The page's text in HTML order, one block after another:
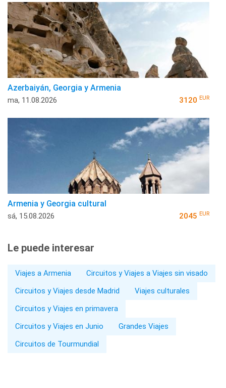
Azerbaiyán, Georgia y Armenia
ma, 11.08.2026 3120 EUR
Armenia y Georgia cultural
sá, 15.08.2026 2045 EUR
Le puede interesar
Viajes a Armenia
Circuitos y Viajes a Viajes sin visado
Circuitos y Viajes desde Madrid
Viajes culturales
Circuitos y Viajes en primavera
Circuitos y Viajes en Junio
Grandes Viajes
Circuitos de Tourmundial